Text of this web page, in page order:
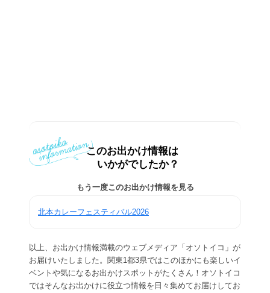
このお出かけ情報は
いかがでしたか？
もう一度このお出かけ情報を見る
北本カレーフェスティバル2026
以上、お出かけ情報満載のウェブメディア「オソトイコ」が
お届けいたしました。関東1都3県ではこのほかにも楽しいイ
ベントや気になるお出かけスポットがたくさん！オソトイコ
ではそんなお出かけに役立つ情報を日々集めてお届けしてお